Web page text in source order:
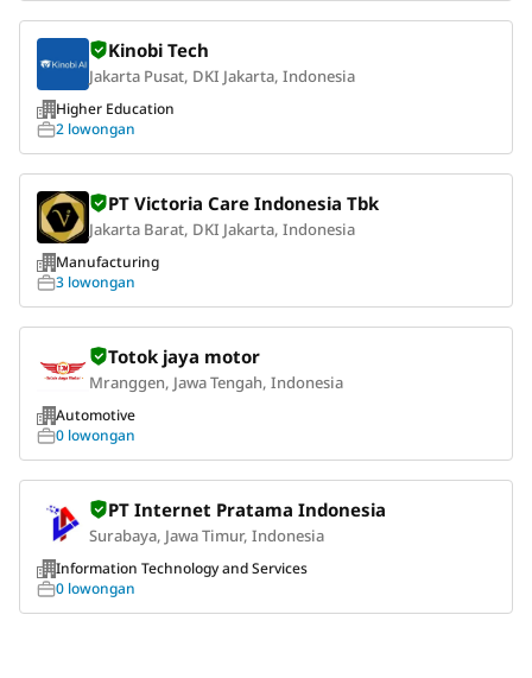
Kinobi Tech
Jakarta Pusat, DKI Jakarta, Indonesia
Higher Education
2 lowongan
PT Victoria Care Indonesia Tbk
Jakarta Barat, DKI Jakarta, Indonesia
Manufacturing
3 lowongan
Totok jaya motor
Mranggen, Jawa Tengah, Indonesia
Automotive
0 lowongan
PT Internet Pratama Indonesia
Surabaya, Jawa Timur, Indonesia
Information Technology and Services
0 lowongan